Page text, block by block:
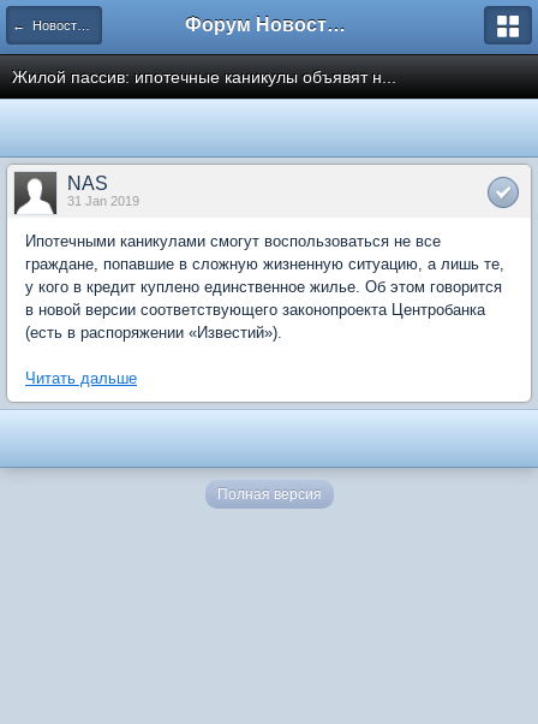
← Новости рынка недвижимости Форум Новостройки
Жилой пассив: ипотечные каникулы объявят н...
NAS
31 Jan 2019
Ипотечными каникулами смогут воспользоваться не все
граждане, попавшие в сложную жизненную ситуацию, а лишь те,
у кого в кредит куплено единственное жилье. Об этом говорится
в новой версии соответствующего законопроекта Центробанка
(есть в распоряжении «Известий»).
Читать дальше
Полная версия